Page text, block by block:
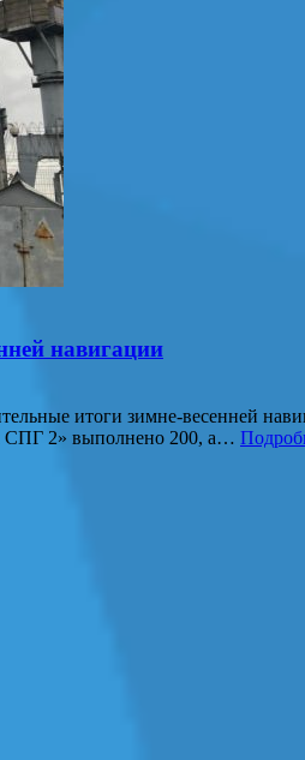
навигации
итоги зимне-весенней
СПГ 2» выполнено 200, а…